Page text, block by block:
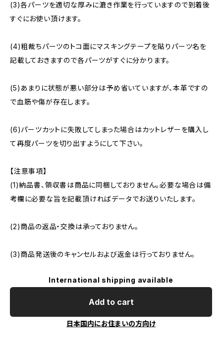
(3)各パーツを適切な厚みに漉き作業を行っていますので到着後
すぐにお使い頂けます。
(4)粗裁ちパーツのトコ面にマスキングテープを貼りパーツ名を
記載しておきますので各パーツがすぐに分かります。
(5)あまりに状態が悪い部分は予め省いていますが、本革ですの
で血筋や傷が存在します。
(6)パーツカットに失敗してしまった場合はカットレザーを購入し
て再度パーツを切り出すようにして下さい。
【注意事項】
(1)納品書、領収書は商品に同梱しておりません。必要な場合は備
考欄に必要な旨を記載頂ければデータでお送りいたします。
(2)商品の返品・交換は承っておりません。
(3)商品発送後のキャンセルおよび返金は行っておりません。
International shipping available
Add to cart
日本国内にお住まいの方向け